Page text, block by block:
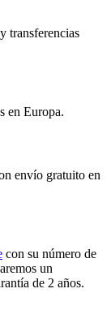
transferencias
en Europa.
envío gratuito en
con su número de
un
de 2 años.